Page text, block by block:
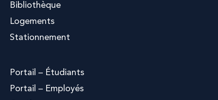
Bibliothèque
Logements
Stationnement
Portail – Étudiants
Portail – Employés